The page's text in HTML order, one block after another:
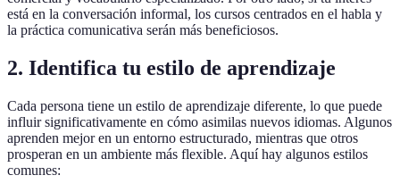
está en la conversación informal, los cursos centrados en el habla y
la práctica comunicativa serán más beneficiosos.
2. Identifica tu estilo de aprendizaje
Cada persona tiene un estilo de aprendizaje diferente, lo que puede
influir significativamente en cómo asimilas nuevos idiomas. Algunos
aprenden mejor en un entorno estructurado, mientras que otros
prosperan en un ambiente más flexible. Aquí hay algunos estilos
comunes: